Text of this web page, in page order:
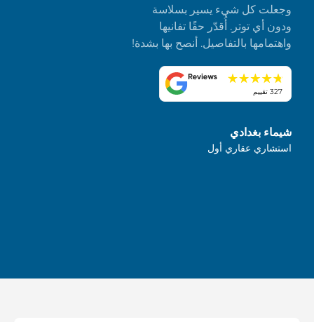
وجعلت كل شيء يسير بسلاسة
ودون أي توتر. أُقدّر حقًا تفانيها
واهتمامها بالتفاصيل. أنصح بها بشدة!
327 تقييم
شيماء بغدادي
استشاري عقاري أول